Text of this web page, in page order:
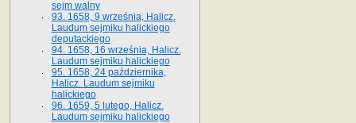
sejm walny
93. 1658, 9 września, Halicz.
Laudum sejmiku halickiego
deputackiego
94. 1658, 16 września, Halicz.
Laudum sejmiku halickiego
95. 1658, 24 października,
Halicz. Laudum sejmiku
halickiego
96. 1659, 5 lutego, Halicz.
Laudum sejmiku halickiego